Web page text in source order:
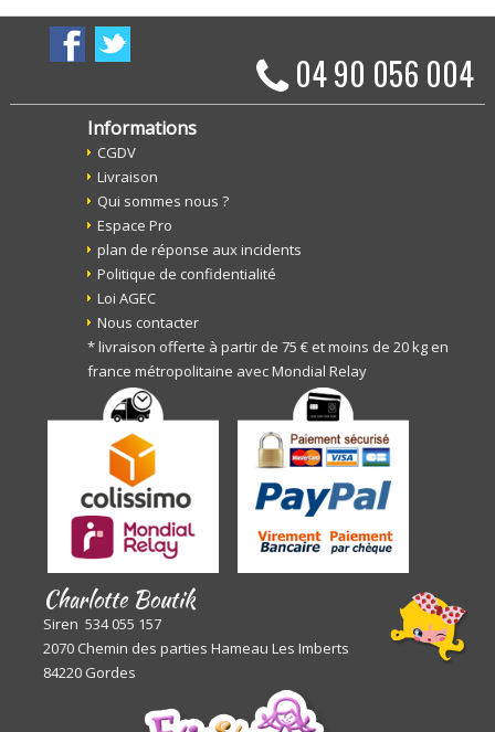
04 90 056 004
Informations
CGDV
Livraison
Qui sommes nous ?
Espace Pro
plan de réponse aux incidents
Politique de confidentialité
Loi AGEC
Nous contacter
* livraison offerte à partir de 75 € et moins de 20 kg en
france métropolitaine avec Mondial Relay
Charlotte Boutik
Siren 534 055 157
2070 Chemin des parties Hameau Les Imberts
84220 Gordes